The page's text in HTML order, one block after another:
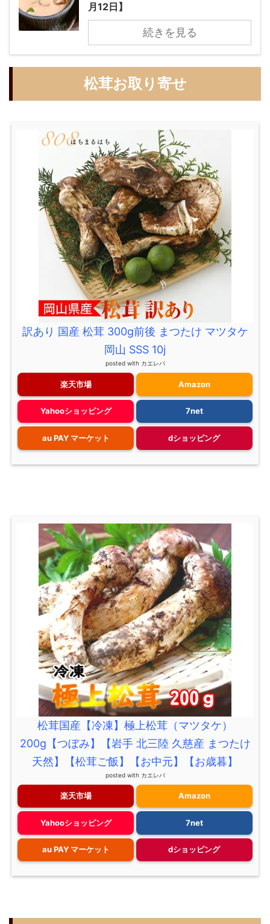
月12日】
続きを見る
松茸お取り寄せ
訳あり 国産 松茸 300g前後 まつたけ マツタケ
岡山 SSS 10j
posted with カエレバ
楽天市場 Amazon
Yahooショッピング 7net
au PAY マーケット dショッピング
松茸国産【冷凍】極上松茸（マツタケ）
200g【つぼみ】【岩手 北三陸 久慈産 まつたけ
天然】【松茸ご飯】【お中元】【お歳暮】
posted with カエレバ
楽天市場 Amazon
Yahooショッピング 7net
au PAY マーケット dショッピング